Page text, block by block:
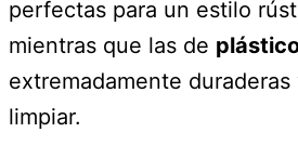
perfectas para un estilo
mientras que las de
extremadamente
limpiar.